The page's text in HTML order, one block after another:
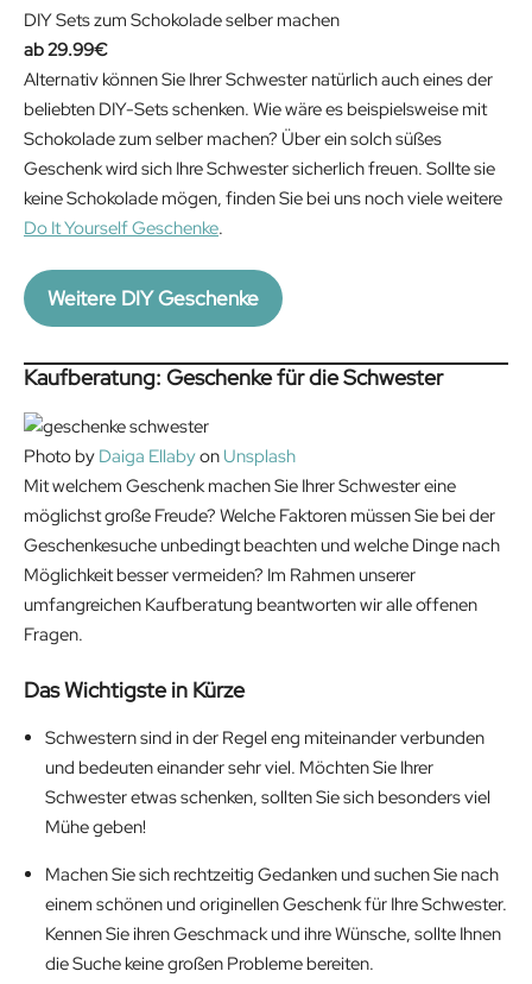
c
e
w
a
s
:
1
9
€
c
i
s
:
1
2
.
€
DIY Sets zum Schokolade selber machen
29.99€
Alternativ können Sie Ihrer Schwester natürlich auch eines der
beliebten DIY-Sets schenken. Wie wäre es beispielsweise mit
Schokolade zum selber machen? Über ein solch süßes
Geschenk wird sich Ihre Schwester sicherlich freuen. Sollte sie
keine Schokolade mögen, finden Sie bei uns noch viele weitere
Do It Yourself Geschenke.
Weitere DIY Geschenke
Kaufberatung: Geschenke für die Schwester
Photo by Daiga Ellabyon Unsplash
Mit welchem Geschenk machen Sie Ihrer Schwester eine
möglichst große Freude? Welche Faktoren müssen Sie bei der
Geschenkesuche unbedingt beachten und welche Dinge nach
Möglichkeit besser vermeiden? Im Rahmen unserer
umfangreichen Kaufberatung beantworten wir alle offenen
Fragen.
Das Wichtigste in Kürze
Schwestern sind in der Regel eng miteinander verbunden
und bedeuten einander sehr viel. Möchten Sie Ihrer
Schwester etwas schenken, sollten Sie sich besonders viel
Mühe geben!
Machen Sie sich rechtzeitig Gedanken und suchen Sie nach
einem schönen und originellen Geschenk für Ihre Schwester.
Kennen Sie ihren Geschmack und ihre Wünsche, sollte Ihnen
die Suche keine großen Probleme bereiten.